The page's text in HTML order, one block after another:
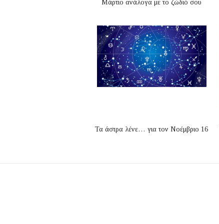
Μάρτιο ανάλογα με το ζώδιό σου
Τα άστρα λένε… για τον Νοέμβριο 16